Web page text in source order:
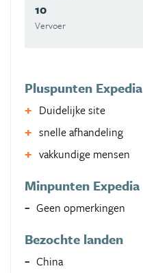
10
Vervoer
Pluspunten Expedia
Duidelijke site
snelle afhandeling
vakkundige mensen
Minpunten Expedia
Geen opmerkingen
Bezochte landen
China